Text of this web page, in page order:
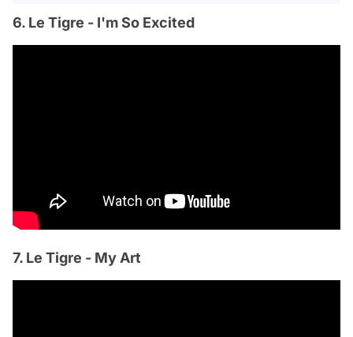
6. Le Tigre - I'm So Excited
7. Le Tigre - My Art